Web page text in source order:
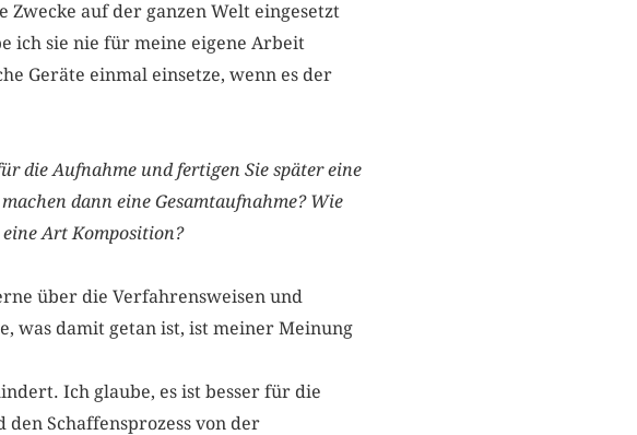
auf der ganzen Welt eingesetzt
ich sie nie für meine eigene Arbeit
Geräte einmal einsetze, wenn es der
die Aufnahme und ­fertigen Sie später eine
dann eine Gesamtaufnahme? Wie
Art Komposition?
über die Verfahrensweisen und
was damit getan ist, ist meiner Meinung
Ich glaube, es ist besser für die
Schaffensprozess von der